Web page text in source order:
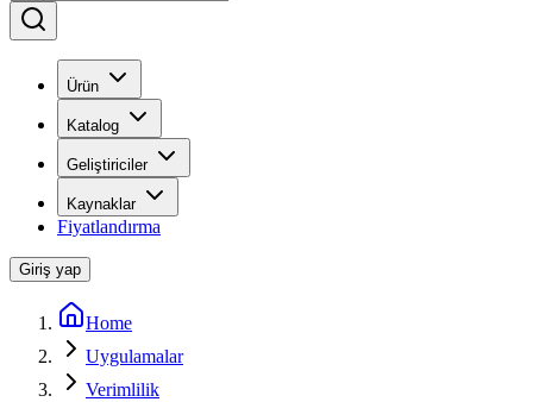
Ürün
Katalog
Geliştiriciler
Kaynaklar
Fiyatlandırma
Giriş yap
Home
Uygulamalar
Verimlilik